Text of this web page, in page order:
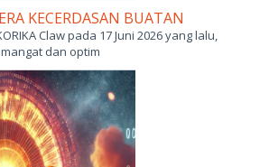
KECERDASAN BUATAN
Claw pada 17 Juni 2026 yang lalu,
dan optim